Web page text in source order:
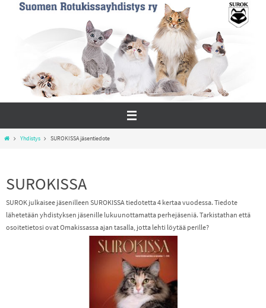
HomeYhdistys SUROKISSA jäsentiedote
SUROKISSA
SUROK julkaisee jäsenilleen SUROKISSA tiedotetta 4 kertaa vuodessa. Tiedote
lähetetään yhdistyksen jäsenille lukuunottamatta perhejäseniä. Tarkistathan että
osoitetietosi ovat Omakissassa ajan tasalla, jotta lehti löytää perille?